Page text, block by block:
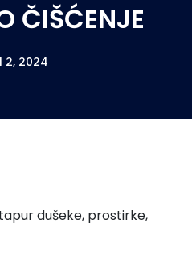
ČIŠĆENJE
2, 2024
dušeke, prostirke,